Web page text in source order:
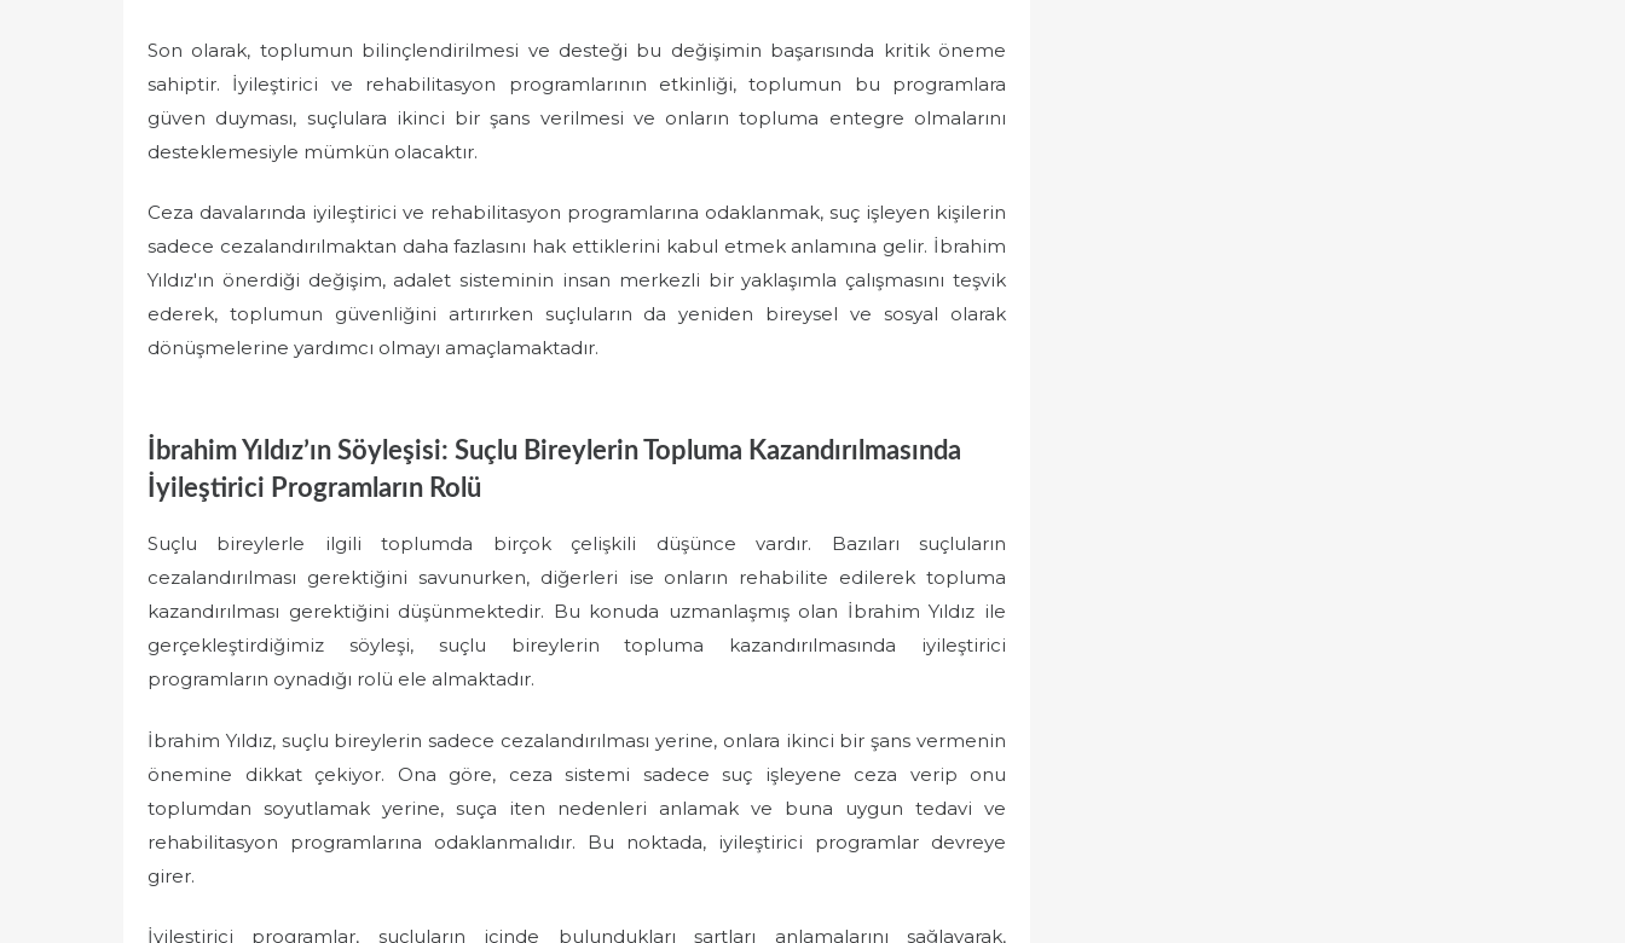
Son olarak, toplumun bilinçlendirilmesi ve desteği bu değişimin başarısında kritik öneme
sahiptir. İyileştirici ve rehabilitasyon programlarının etkinliği, toplumun bu programlara
güven duyması, suçlulara ikinci bir şans verilmesi ve onların topluma entegre olmalarını
desteklemesiyle mümkün olacaktır.
Ceza davalarında iyileştirici ve rehabilitasyon programlarına odaklanmak, suç işleyen kişilerin
sadece cezalandırılmaktan daha fazlasını hak ettiklerini kabul etmek anlamına gelir. İbrahim
Yıldız'ın önerdiği değişim, adalet sisteminin insan merkezli bir yaklaşımla çalışmasını teşvik
ederek, toplumun güvenliğini artırırken suçluların da yeniden bireysel ve sosyal olarak
dönüşmelerine yardımcı olmayı amaçlamaktadır.
İbrahim Yıldız’ın Söyleşisi: Suçlu Bireylerin Topluma Kazandırılmasında
İyileştirici Programların Rolü
Suçlu bireylerle ilgili toplumda birçok çelişkili düşünce vardır. Bazıları suçluların
cezalandırılması gerektiğini savunurken, diğerleri ise onların rehabilite edilerek topluma
kazandırılması gerektiğini düşünmektedir. Bu konuda uzmanlaşmış olan İbrahim Yıldız ile
gerçekleştirdiğimiz söyleşi, suçlu bireylerin topluma kazandırılmasında iyileştirici
programların oynadığı rolü ele almaktadır.
İbrahim Yıldız, suçlu bireylerin sadece cezalandırılması yerine, onlara ikinci bir şans vermenin
önemine dikkat çekiyor. Ona göre, ceza sistemi sadece suç işleyene ceza verip onu
toplumdan soyutlamak yerine, suça iten nedenleri anlamak ve buna uygun tedavi ve
rehabilitasyon programlarına odaklanmalıdır. Bu noktada, iyileştirici programlar devreye
girer.
İyileştirici programlar, suçluların içinde bulundukları şartları anlamalarını sağlayarak,